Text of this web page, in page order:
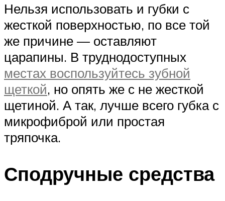
Нельзя использовать и губки с
жесткой поверхностью, по все той
же причине — оставляют
царапины. В труднодоступных
местах воспользуйтесь зубной
щеткой, но опять же с не жесткой
щетиной. А так, лучше всего губка с
микрофиброй или простая
тряпочка.
Сподручные средства